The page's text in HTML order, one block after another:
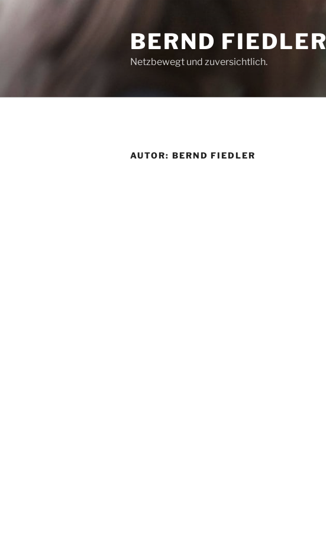
BERND FIEDLER
Netzbewegt und zuversichtlich.
AUTOR: BERND FIEDLER